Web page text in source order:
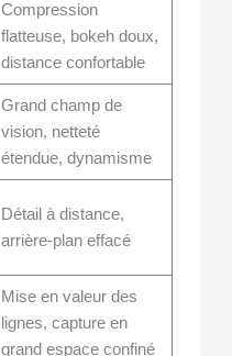
Compression
flatteuse, bokeh doux,
distance confortable
Grand champ de
vision, netteté
étendue, dynamisme
Détail à distance,
arrière-plan effacé
Mise en valeur des
lignes, capture en
grand espace confiné